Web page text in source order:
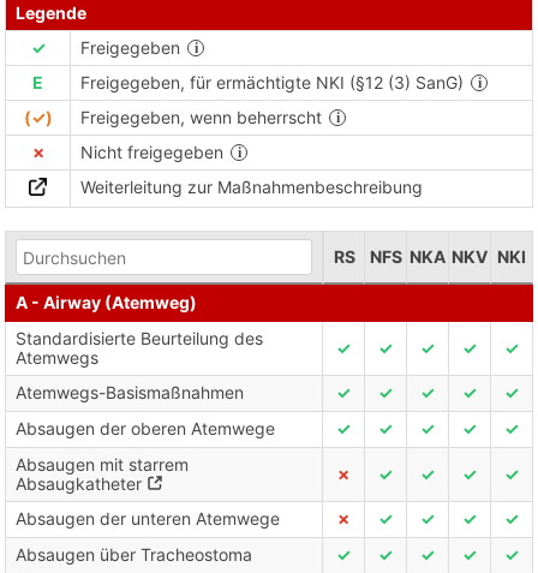
Legende
✓
Freigegeben
E
Freigegeben, für ermächtigte NKI (§12 (3) SanG)
(✓)
Freigegeben, wenn beherrscht
✗
Nicht freigegeben
Weiterleitung zur Maßnahmenbeschreibung
RS NFS NKA NKV NKI
A - Airway (Atemweg)
Standardisierte Beurteilung des
Atemwegs
✓ ✓ ✓ ✓ ✓
Atemwegs-Basismaßnahmen ✓ ✓ ✓ ✓
✓
Absaugen der oberen Atemwege
✓ ✓ ✓ ✓
✓
Absaugen mit starrem
Absaugkatheter
✗ ✓ ✓ ✓ ✓
Absaugen der unteren Atemwege ✗ ✓ ✓ ✓
✓
Absaugen über Tracheostoma
✓ ✓ ✓ ✓
✓